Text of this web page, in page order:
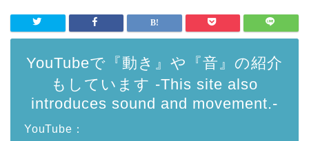
YouTubeで『動き』や『音』の紹介
もしています -This site also
introduces sound and movement.-
YouTube：